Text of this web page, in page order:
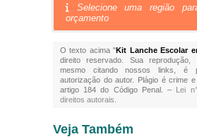
Selecione uma região
orçamento
O texto acima "Kit Lanche Escolar
direito reservado. Sua reprodução,
mesmo citando nossos links, é
autorização do autor. Plágio é crime
artigo 184 do Código Penal. – Lei
direitos autorais
Veja Também